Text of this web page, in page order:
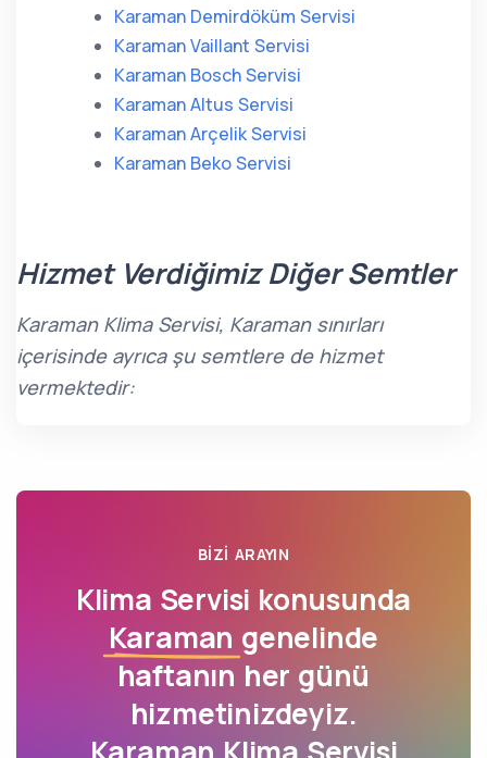
Karaman Demirdöküm Servisi
Karaman Vaillant Servisi
Karaman Bosch Servisi
Karaman Altus Servisi
Karaman Arçelik Servisi
Karaman Beko Servisi
Hizmet Verdiğimiz Diğer Semtler
Karaman Klima Servisi, Karaman sınırları
içerisinde ayrıca şu semtlere de hizmet
vermektedir:
BIZI ARAYIN
Klima Servisi konusunda
Karaman genelinde
haftanın her günü
hizmetinizdeyiz.